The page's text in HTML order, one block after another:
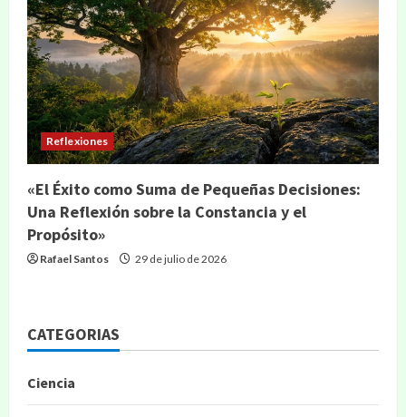
Reflexiones
«El Éxito como Suma de Pequeñas Decisiones:
Una Reflexión sobre la Constancia y el
Propósito»
Rafael Santos 29 de julio de 2026
CATEGORIAS
Ciencia